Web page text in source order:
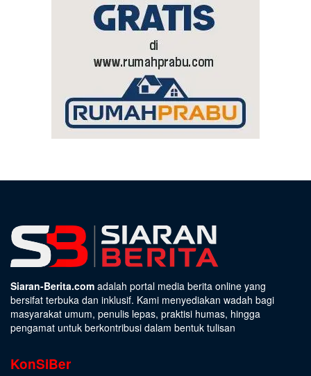
Siaran-Berita.com adalah portal media berita online yang
bersifat terbuka dan inklusif. Kami menyediakan wadah bagi
masyarakat umum, penulis lepas, praktisi humas, hingga
pengamat untuk berkontribusi dalam bentuk tulisan
KonSiBer